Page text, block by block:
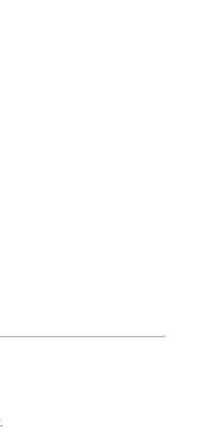
.